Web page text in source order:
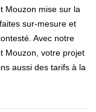
Mouzon mise sur la
sur-mesure et
Avec notre
Mouzon, votre projet
aussi des tarifs à la